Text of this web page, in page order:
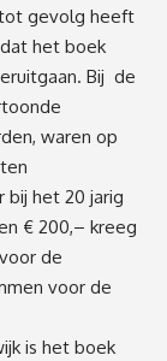
gevolg heeft
het boek
Bij de
waren op
bij het 20 jarig
€ 200,– kreeg
de
voor de
is het boek